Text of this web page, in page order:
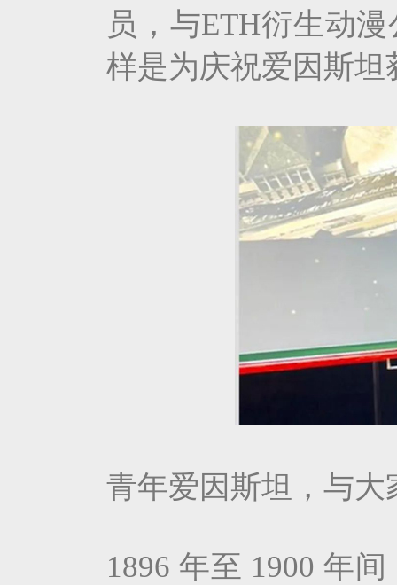
员，与ETH衍生动
样是为庆祝爱因斯
青年爱因斯坦，与大
1896 年至 1900 年